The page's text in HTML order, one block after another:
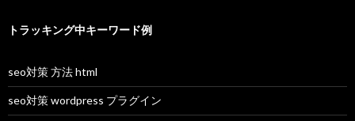
トラッキング中キーワード例
seo対策 方法 html
seo対策 wordpress プラグイン